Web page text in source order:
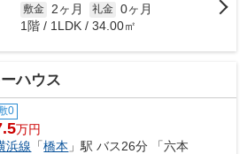
敷金 2ヶ月 礼金 0ヶ月
1階 / 1LDK / 34.00㎡
ハウス
0
万円
浜線 「橋本 」駅 バス26分 「六本